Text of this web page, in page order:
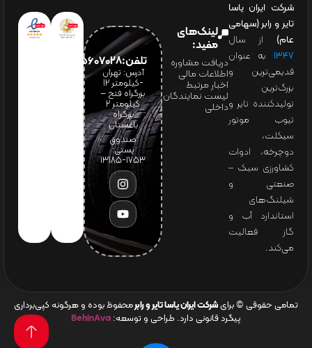
شرکت ایران یاسا
تایر و رابر (سهامی
عام) از سال
۱۳۴۷ به عنوان
قدیمی‌ترین و
بزرگ‌ترین
تولیدکننده تایر و
تیوب موتور
سیکلت،
دوچرخه، ادوات
کشاورزی سبک –
صنعتی و
شیلنگ‌های
استاندارد آب و
گاز فعالیت
می‌کند.
لینک‌های
مفید:
دریافت مشاوره
اطلاعات مالی
اخبار مرتبط
لیست نمایندگان
داخلی
تلفن:65607028(021)
آدرس: تهران
-کیلومتر 12
بزرگراه فتح –
کیلومتر ۲
بزرگراه
باغستان
صندوق
پستی:
1753-13185
تمامی حقوقی © برای شرکت ایران یاسا تایر و رابرمحفوظ بوده و هرگونه کپی‌برداری
پیگرد قانونی دارد. طراحی و توسعه: BehinAva